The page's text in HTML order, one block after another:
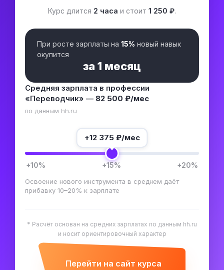
Курс длится 2 часа и стоит 1 250 ₽.
При росте зарплаты на 15% новый навык
окупится
за 1 месяц
Средняя зарплата в профессии
«Переводчик» — 82 500 ₽/мес
по данным hh.ru
+12 375₽/мес
+10% +15% +20%
Освоение нового инструмента в среднем даёт
прибавку 10–20% к зарплате
* Расчёт основан на средних зарплатах по данным hh.ru
и носит ориентировочный характер
Перейти на сайт курса